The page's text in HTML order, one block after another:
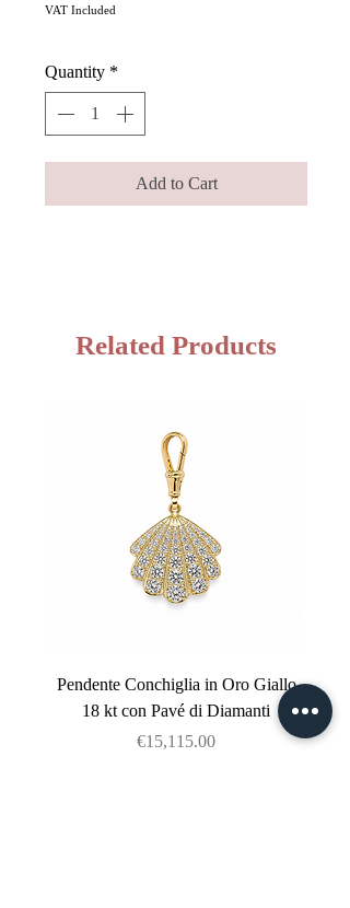
VAT Included
Quantity *
Add to Cart
Related Products
Pendente Conchiglia in Oro Giallo
18 kt con Pavé di Diamanti
Price
€15,115.00